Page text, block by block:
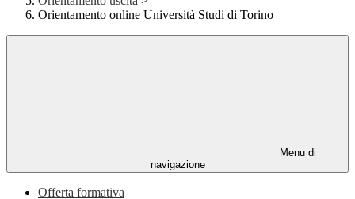
Orientamento online Università Studi di Torino
Menu di
navigazione
Offerta formativa